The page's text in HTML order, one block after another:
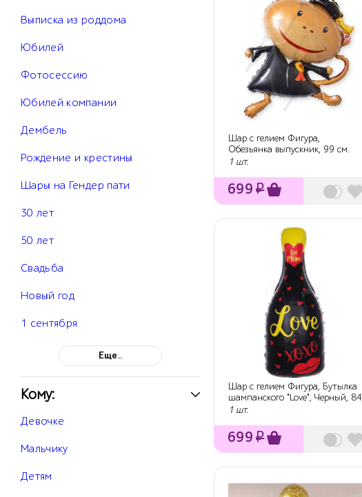
Выписка из роддома
Юбилей
Фотосессию
Юбилей компании
Дембель
Рождение и крестины
Шары на Гендер пати
30 лет
50 лет
Свадьба
Новый год
1 сентября
Еще..
Кому:
Девочке
Мальчику
Детям
Шар с гелием Фигура,
Обезьянка выпускник, 99 см.
1 шт.
699 ₽
Шар с гелием Фигура, Бутылка
шампанского "Love", Черный, 84
см.
1 шт.
699 ₽